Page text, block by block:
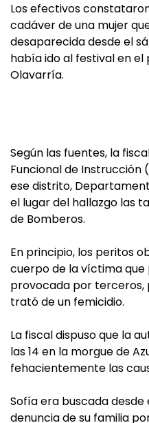
Los efectivos
cadáver de una mujer
desaparecida desde el
había ido al festival en el
Olavarría.
Según las fuentes, la
Funcional de Instrucción
ese distrito,
el lugar del hallazgo las
de Bomberos.
En principio, los peritos
cuerpo de la víctima que
provocada por terceros,
trató de un femicidio.
La fiscal dispuso que la
las 14 en la morgue de
fehacientemente las
Sofía era buscada
denuncia de su familia